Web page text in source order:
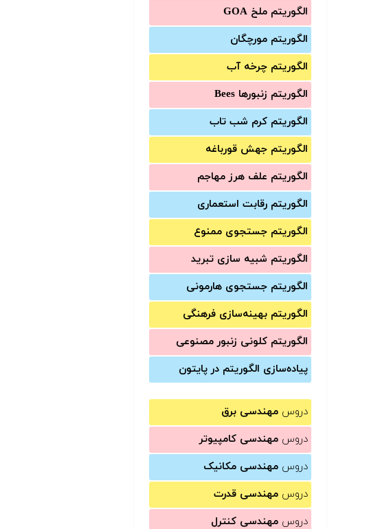
الگوریتم ملخ GOA
الگوریتم مورچگان
الگوریتم چرخه آب
الگوریتم زنبورها Bees
الگوریتم کرم شب تاب
الگوریتم جهش قورباغه
الگوریتم علف هرز مهاجم
الگوریتم رقابت استعماری
الگوریتم جستجوی ممنوع
الگوریتم شبیه سازی تبرید
الگوریتم جستجوی هارمونی
الگوریتم بهینه‌سازی فرهنگی
الگوریتم کلونی زنبور مصنوعی
پیاده‌سازی الگوریتم در پایتون
دروس مهندسی برق
دروس مهندسی کامپیوتر
دروس مهندسی مکانیک
دروس مهندسی قدرت
دروس مهندسی کنترل